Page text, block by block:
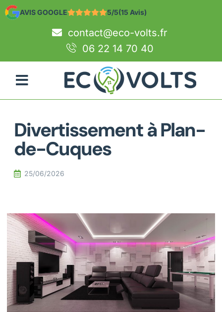
AVIS GOOGLE 5/5(15 Avis)
contact@eco-volts.fr
06 22 14 70 40
Divertissement à Plan-
de-Cuques
25/06/2026